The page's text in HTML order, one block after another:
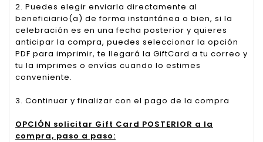
2. Puedes elegir enviarla directamente al
beneficiario(a) de forma instantánea o bien, si la
celebración es en una fecha posterior y quieres
anticipar la compra, puedes seleccionar la opción
PDF para imprimir, te llegará la GiftCard a tu correo y
tu la imprimes o envías cuando lo estimes
conveniente.
3. Continuar y finalizar con el pago de la compra
OPCIÓN solicitar Gift Card POSTERIOR a la
compra, paso a paso: